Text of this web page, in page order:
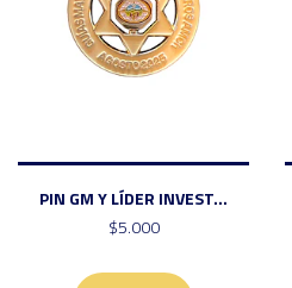
PIN GM Y LÍDER INVEST...
$5.000